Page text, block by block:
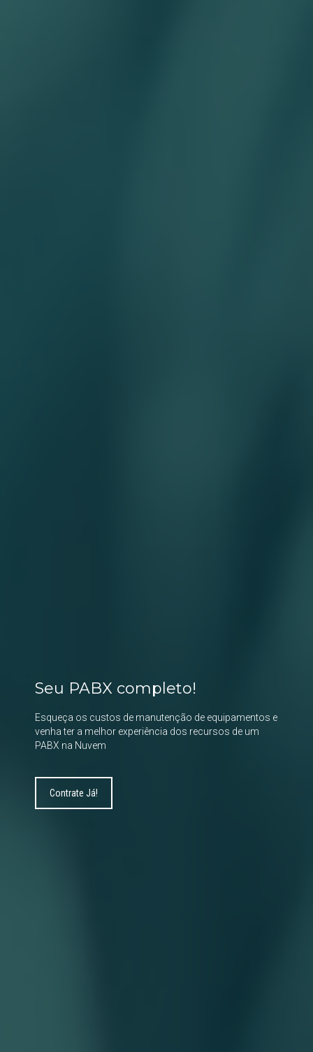
Seu PABX completo!
Esqueça os custos de manutenção de equipamentos e
venha ter a melhor experiência dos recursos de um
PABX na Nuvem
Contrate Já!